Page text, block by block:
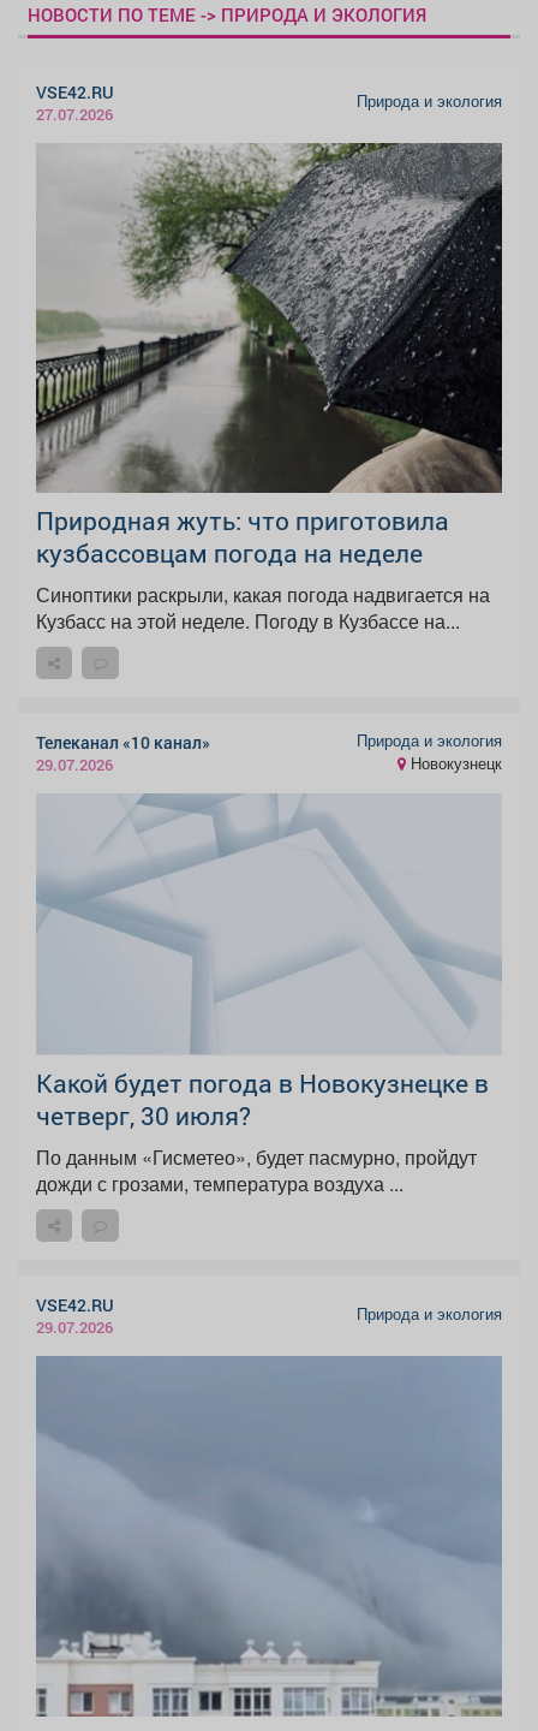
НОВОСТИ ПО ТЕМЕ -> ПРИРОДА И ЭКОЛОГИЯ
VSE42.RU
27.07.2026
Природа и экология
Природная жуть: что приготовила
кузбассовцам погода на неделе
Синоптики раскрыли, какая погода надвигается на
Кузбасс на этой неделе. Погоду в Кузбассе на...
Телеканал «10 канал»
29.07.2026
Природа и экология
Новокузнецк
Какой будет погода в Новокузнецке в
четверг, 30 июля?
По данным «Гисметео», будет пасмурно, пройдут
дожди с грозами, температура воздуха ...
VSE42.RU
29.07.2026
Природа и экология